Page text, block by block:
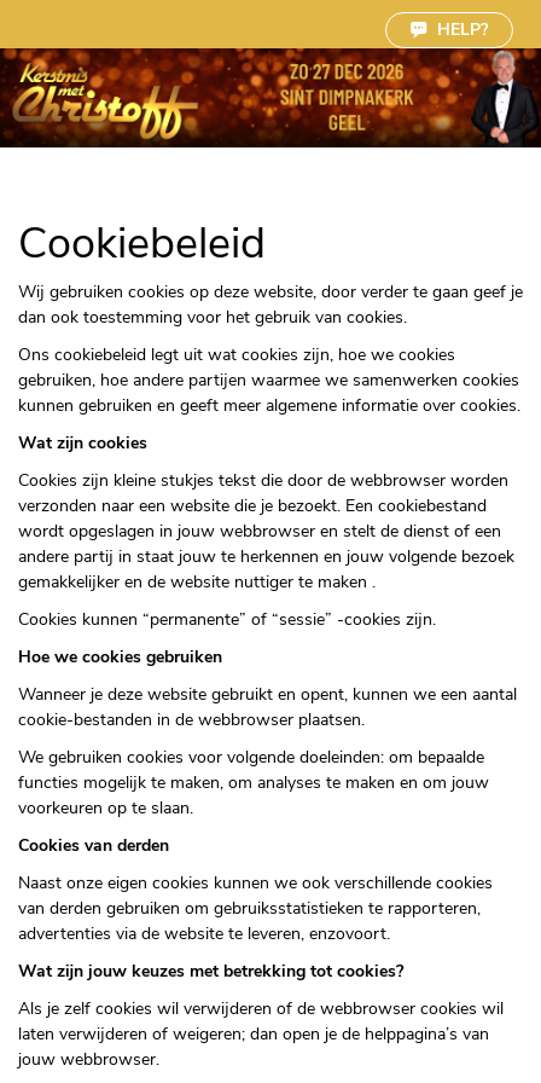
HELP?
Cookiebeleid
Wij gebruiken cookies op deze website, door verder te gaan geef je
dan ook toestemming voor het gebruik van cookies.
Ons cookiebeleid legt uit wat cookies zijn, hoe we cookies
gebruiken, hoe andere partijen waarmee we samenwerken cookies
kunnen gebruiken en geeft meer algemene informatie over cookies.
Wat zijn cookies
Cookies zijn kleine stukjes tekst die door de webbrowser worden
verzonden naar een website die je bezoekt. Een cookiebestand
wordt opgeslagen in jouw webbrowser en stelt de dienst of een
andere partij in staat jouw te herkennen en jouw volgende bezoek
gemakkelijker en de website nuttiger te maken .
Cookies kunnen “permanente” of “sessie” -cookies zijn.
Hoe we cookies gebruiken
Wanneer je deze website gebruikt en opent, kunnen we een aantal
cookie-bestanden in de webbrowser plaatsen.
We gebruiken cookies voor volgende doeleinden: om bepaalde
functies mogelijk te maken, om analyses te maken en om jouw
voorkeuren op te slaan.
Cookies van derden
Naast onze eigen cookies kunnen we ook verschillende cookies
van derden gebruiken om gebruiksstatistieken te rapporteren,
advertenties via de website te leveren, enzovoort.
Wat zijn jouw keuzes met betrekking tot cookies?
Als je zelf cookies wil verwijderen of de webbrowser cookies wil
laten verwijderen of weigeren; dan open je de helppagina’s van
jouw webbrowser.